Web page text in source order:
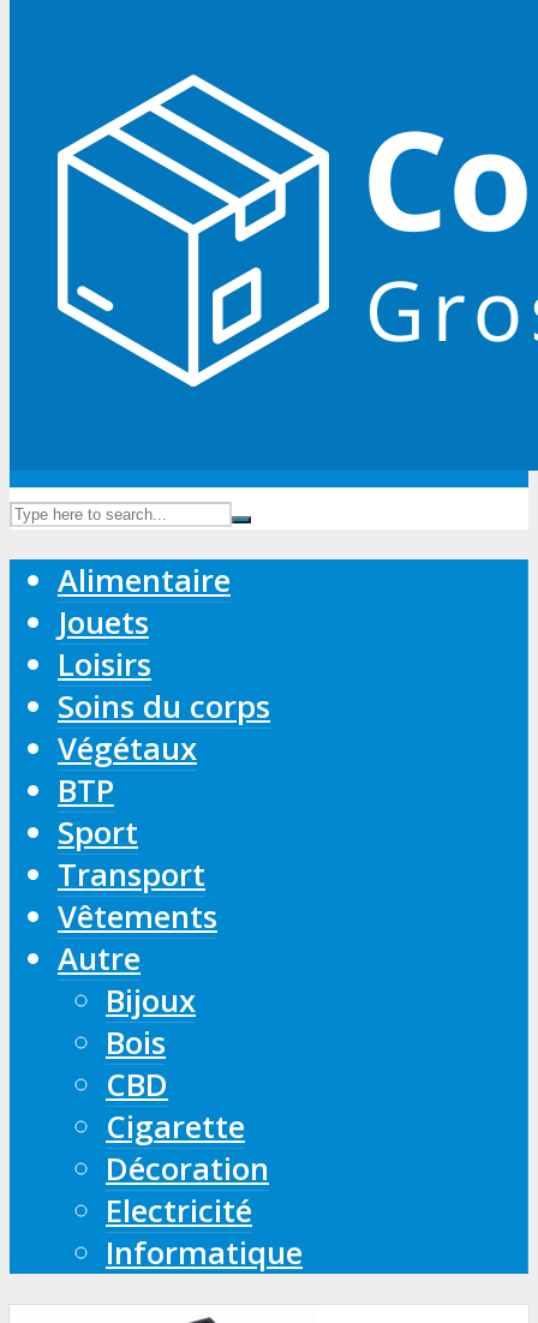
Alimentaire
Jouets
Loisirs
Soins du corps
Végétaux
BTP
Sport
Transport
Vêtements
Autre
Bijoux
Bois
CBD
Cigarette
Décoration
Electricité
Informatique